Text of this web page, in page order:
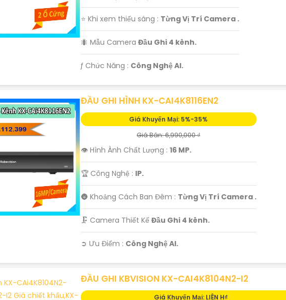
⭐ Khi xem thiếu sáng : Từng Vị Trí Camera .
🐜 Mẫu Camera Đầu Ghi 4 kênh.
️ƒ Chức Năng : Công Nghệ AI.
ĐẦU GHI HÌNH KX-CAI4K8116EN2
Giá Khuyến Mại: 5%-35%
Giá Bán: 6,990,000 ₫
👁 Hình Ành Chất Lượng : 16 MP.
🏆 Công Nghệ : IP.
🌚 Khoảng Cách Ban Đêm : Từng Vị Trí Camera .
🗜️ Camera Thiết Kế Đầu Ghi 4 kênh.
️➲ Ưu Điểm : Công Nghệ AI.
ĐẦU GHI KBVISION KX-CAI4K8104N2-I2
Giá Khuyến Mại: LIÊN H₫